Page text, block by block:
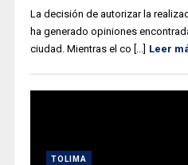
La decisión de autorizar la
ha generado opiniones
ciudad. Mientras el co [...] Leer
TOLIMA